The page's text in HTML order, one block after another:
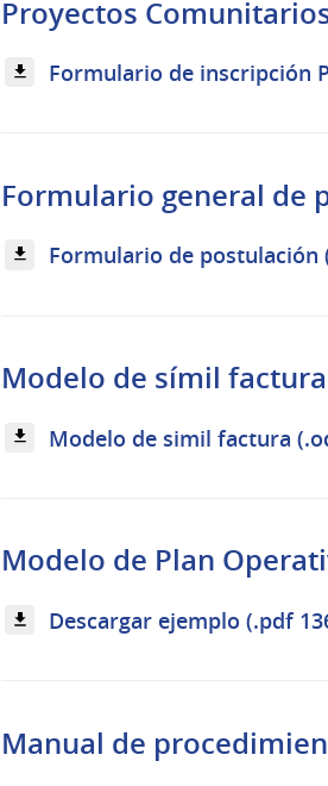
Proyectos
Formulario de inscripción
Formulario general de
Formulario de postulación
Modelo de símil factura
Modelo de simil factura
Modelo de Plan
Descargar ejemplo (.pdf
Manual de